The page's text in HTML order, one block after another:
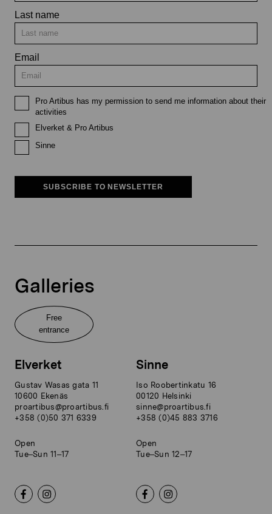
Last name
Email
Pro Artibus has my permission to send me information about their
activities
Elverket & Pro Artibus
Sinne
SUBSCRIBE TO NEWSLETTER
Galleries
Free
entrance
Elverket
Gustav Wasas gata 11
10600 Ekenäs
proartibus@proartibus.fi
+358 (0)50 371 6339
Open
Tue–Sun 11–17
Sinne
Iso Roobertinkatu 16
00120 Helsinki
sinne@proartibus.fi
+358 (0)45 883 3716
Open
Tue–Sun 12–17